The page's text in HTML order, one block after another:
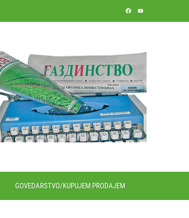
GOVEDARSTVO/KUPUJEM PRODAJEM